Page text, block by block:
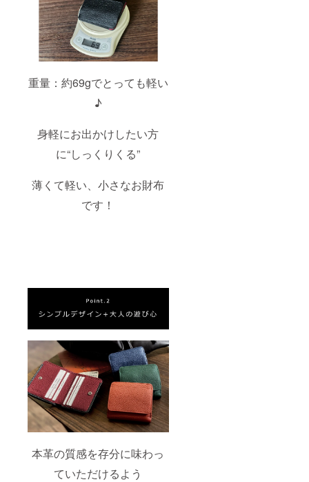
重量：約69gでとっても軽い
♪
身軽にお出かけしたい方
に“しっくりくる”
薄くて軽い、小さなお財布
です！
本革の質感を存分に味わっ
ていただけるよう